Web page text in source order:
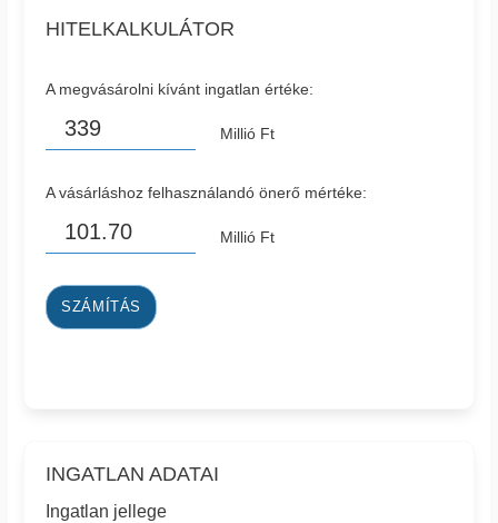
HITELKALKULÁTOR
A megvásárolni kívánt ingatlan értéke:
Millió Ft
A vásárláshoz felhasználandó önerő mértéke:
Millió Ft
SZÁMÍTÁS
INGATLAN ADATAI
Ingatlan jellege